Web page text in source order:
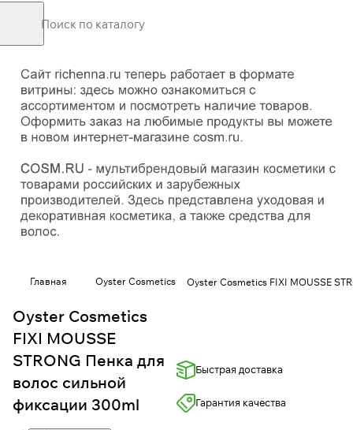
Главная Oyster Cosmetics Oyster Cosmetics FIXI MOUSSE
Oyster Cosmetics
FIXI MOUSSE
STRONG Пенка для
волос сильной
фиксации 300ml
Быстрая доставка
Гарантия качества